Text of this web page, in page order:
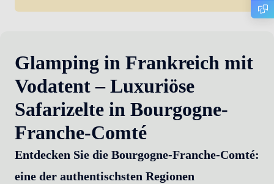
Glamping in Frankreich mit
Vodatent – Luxuriöse
Safarizelte in Bourgogne-
Franche-Comté
Entdecken Sie die Bourgogne-Franche-Comté:
eine der authentischsten Regionen